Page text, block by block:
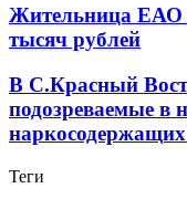
Жительница ЕАО
тысяч рублей
В С.Красный
подозреваемые в
Теги